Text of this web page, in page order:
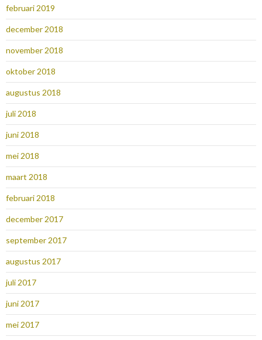
februari 2019
december 2018
november 2018
oktober 2018
augustus 2018
juli 2018
juni 2018
mei 2018
maart 2018
februari 2018
december 2017
september 2017
augustus 2017
juli 2017
juni 2017
mei 2017